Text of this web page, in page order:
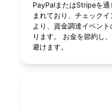
PayPalまたはStripeを
まれており、チェック
より、資金調達イベン
ります。 お金を節約し
避けます。